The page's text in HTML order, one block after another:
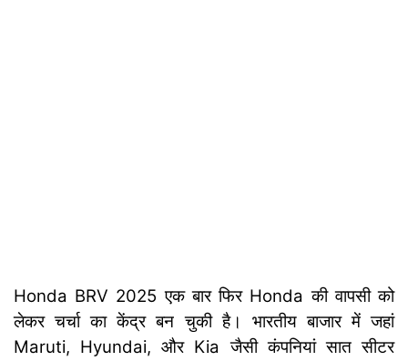
Honda BRV 2025 एक बार फिर Honda की वापसी को
लेकर चर्चा का केंद्र बन चुकी है। भारतीय बाजार में जहां
Maruti, Hyundai, और Kia जैसी कंपनियां सात सीटर